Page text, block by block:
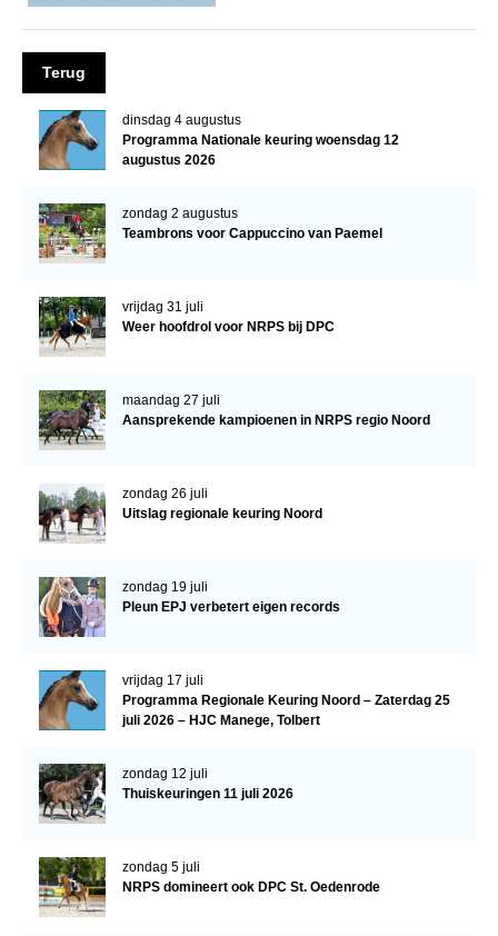
NRPS-Boegbeeld
Röntgenonderzoek
Dekhengsten
Zoek een hengst
Hengstenselectie
AANMELDEN HENGSTENKEURING ONDER HET
ZADEL 2026
Verrichtingsonderzoek 2025-2026
Verrichtingsonderzoek 2023-2024
Verrichtingsonderzoek 2020-2021
Sport
Paard te koop
CONTACT
Terug
dinsdag 4 augustus
Programma Nationale keuring woensdag 12
augustus 2026
zondag 2 augustus
Teambrons voor Cappuccino van Paemel
vrijdag 31 juli
Weer hoofdrol voor NRPS bij DPC
maandag 27 juli
Aansprekende kampioenen in NRPS regio Noord
zondag 26 juli
Uitslag regionale keuring Noord
zondag 19 juli
Pleun EPJ verbetert eigen records
vrijdag 17 juli
Programma Regionale Keuring Noord – Zaterdag 25
juli 2026 – HJC Manege, Tolbert
zondag 12 juli
Thuiskeuringen 11 juli 2026
zondag 5 juli
NRPS domineert ook DPC St. Oedenrode